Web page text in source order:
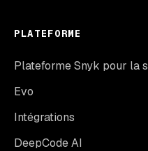
PLATEFORME
Plateforme Snyk pour la
Evo
Intégrations
DeepCode AI